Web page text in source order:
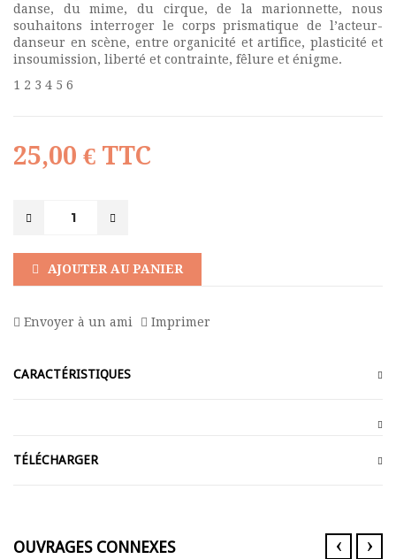
danse, du mime, du cirque, de la marionnette, nous
souhaitons interroger le corps prismatique de l’acteur-
danseur en scène, entre organicité et artifice, plasticité et
insoumission, liberté et contrainte, fêlure et énigme.
1 2 3 4 5 6
25,00 € TTC
AJOUTER AU PANIER
Envoyer à un ami Imprimer
CARACTÉRISTIQUES
TÉLÉCHARGER
OUVRAGES CONNEXES ‹ ›